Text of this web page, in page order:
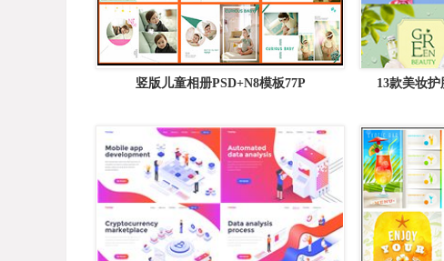
竖版儿童相册PSD+N8模板77P 13款美妆